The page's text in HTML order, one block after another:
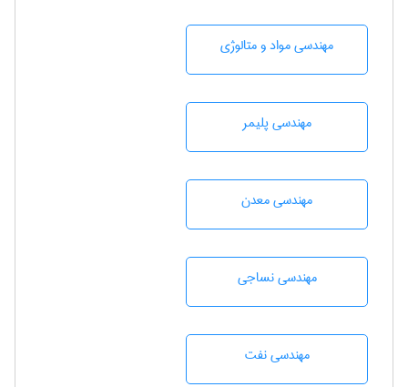
مهندسی مواد و متالوژی
مهندسی پليمر
مهندسی معدن
مهندسي نساجی
مهندسی نفت